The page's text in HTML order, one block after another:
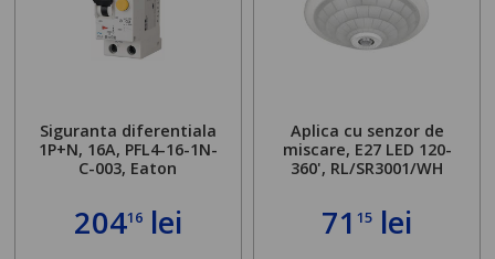
Siguranta diferentiala
1P+N, 16A, PFL4-16-1N-
C-003, Eaton
20416lei
Aplica cu senzor de
miscare, E27 LED 120-
360', RL/SR3001/WH
7115 lei